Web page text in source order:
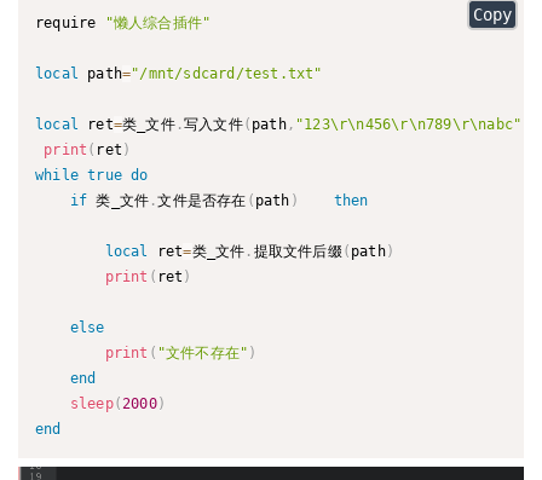
require "懒人综合插件"
local path="/mnt/sdcard/test.txt"
local ret=类_文件.写入文件( path, "123\r\n456\r\n789\r\nabc"
print ( ret )
while true do
if 类_文件 .文件是否存在 ( path ) then
local ret=类_文件 . 提取文件后缀 ( path)
print ( ret )
else
print ( "文件不存在" )
end
sleep(2000)
end
Copy